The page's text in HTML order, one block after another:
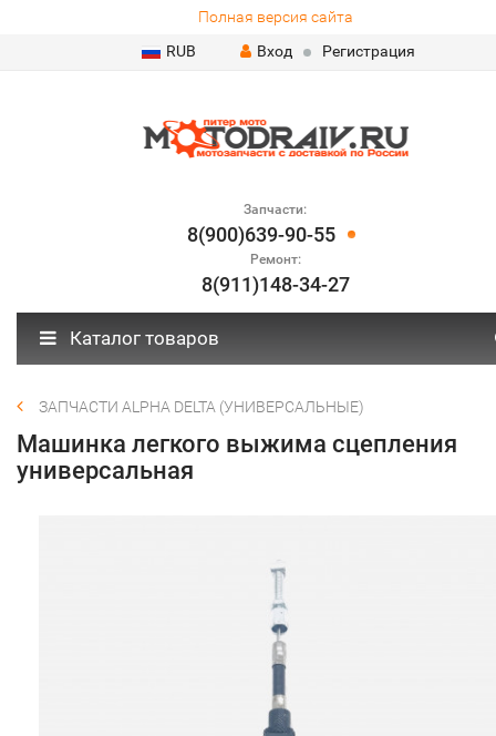
Полная версия сайта
RUB
Вход Регистрация
Запчасти:
8(900)639-90-55
Ремонт:
8(911)148-34-27
Каталог товаров
ЗАПЧАСТИ ALPHA DELTA (УНИВЕРСАЛЬНЫЕ)
Машинка легкого выжима сцепления
универсальная